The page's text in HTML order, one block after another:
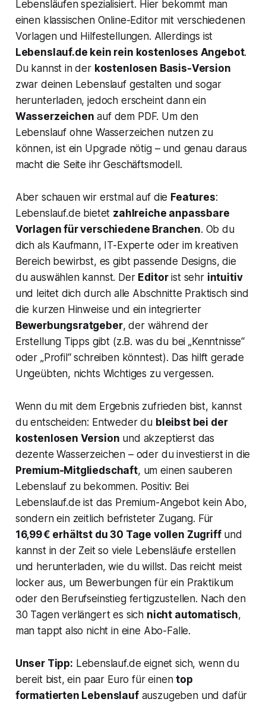
Lebensläufen spezialisiert. Hier bekommt man
einen klassischen Online-Editor mit verschiedenen
Vorlagen und Hilfestellungen. Allerdings ist
Lebenslauf.de kein rein kostenloses Angebot.
Du kannst in der kostenlosen Basis-Version
zwar deinen Lebenslauf gestalten und sogar
herunterladen, jedoch erscheint dann ein
Wasserzeichen auf dem PDF. Um den
Lebenslauf ohne Wasserzeichen nutzen zu
können, ist ein Upgrade nötig – und genau daraus
macht die Seite ihr Geschäftsmodell.
Aber schauen wir erstmal auf die Features:
Lebenslauf.de bietet zahlreiche anpassbare
Vorlagen für verschiedene Branchen. Ob du
dich als Kaufmann, IT-Experte oder im kreativen
Bereich bewirbst, es gibt passende Designs, die
du auswählen kannst. Der Editorist sehr intuitiv
und leitet dich durch alle Abschnitte Praktisch sind
die kurzen Hinweise und ein integrierter
Bewerbungsratgeber, der während der
Erstellung Tipps gibt (z.B. was du bei „Kenntnisse“
oder „Profil“ schreiben könntest). Das hilft gerade
Ungeübten, nichts Wichtiges zu vergessen.
Wenn du mit dem Ergebnis zufrieden bist, kannst
du entscheiden: Entweder du bleibst bei der
kostenlosen Version und akzeptierst das
dezente Wasserzeichen – oder du investierst in die
Premium-Mitgliedschaft, um einen sauberen
Lebenslauf zu bekommen. Positiv: Bei
Lebenslauf.de ist das Premium-Angebot kein Abo,
sondern ein zeitlich befristeter Zugang. Für
16,99 € erhältst du 30 Tage vollen Zugriffund
kannst in der Zeit so viele Lebensläufe erstellen
und herunterladen, wie du willst. Das reicht meist
locker aus, um Bewerbungen für ein Praktikum
oder den Berufseinstieg fertigzustellen. Nach den
30 Tagen verlängert es sich nicht automatisch,
man tappt also nicht in eine Abo-Falle.
Unser Tipp: Lebenslauf.de eignet sich, wenn du
bereit bist, ein paar Euro für einentop
formatierten Lebenslaufauszugeben und dafür